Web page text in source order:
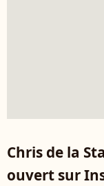
Chris de la
ouvert sur